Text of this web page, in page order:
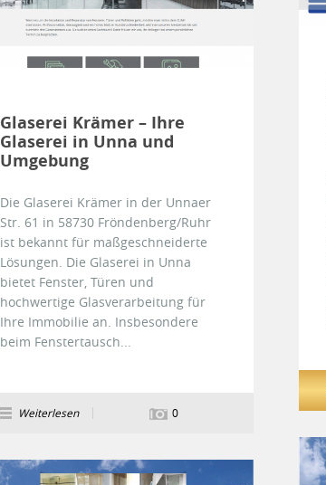
Glaserei Krämer – Ihre
Glaserei in Unna und
Umgebung
Die Glaserei Krämer in der Unnaer
Str. 61 in 58730 Fröndenberg/Ruhr
ist bekannt für maßgeschneiderte
Lösungen. Die Glaserei in Unna
bietet Fenster, Türen und
hochwertige Glasverarbeitung für
Ihre Immobilie an. Insbesondere
beim Fenstertausch...
Weiterlesen 0